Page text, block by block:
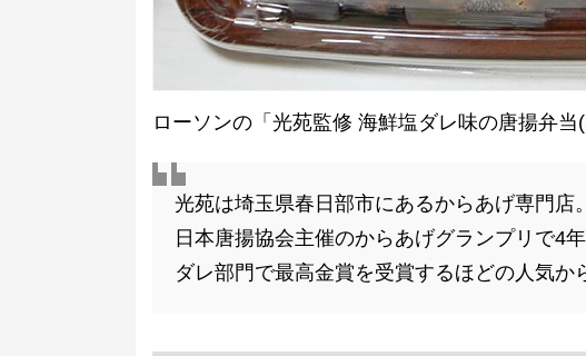
ローソンの「光苑監修 海鮮塩ダレ味の唐揚弁当
光苑は埼玉県春日部市にあるからあげ専門店。
日本唐揚協会主催のからあげグランプリで4
ダレ部門で最高金賞を受賞するほどの人気か